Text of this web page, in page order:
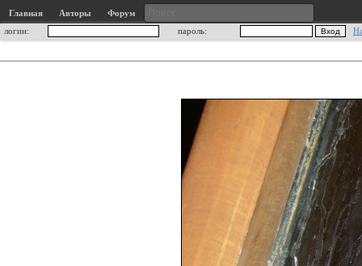
Главная Авторы
Форум
логин:
пароль: